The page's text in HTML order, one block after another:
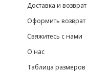
Доставка и возврат
Оформить возврат
Свяжитесь с нами
О нас
Таблица размеров